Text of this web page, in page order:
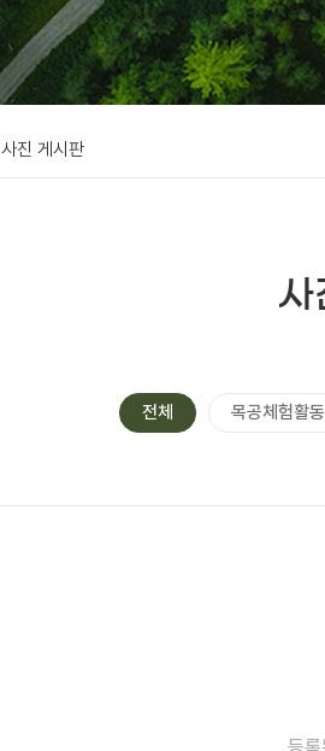
사진 게시판
사
전체 목공체험활동